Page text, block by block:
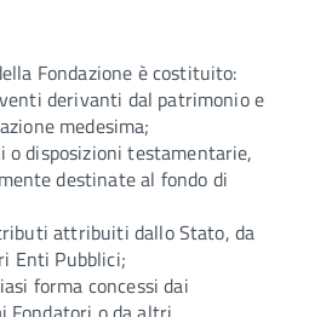
Fondazione è costituito:
derivanti dal patrimonio e
medesima;
o disposizioni testamentarie,
destinate al fondo di
attribuiti dallo Stato, da
Enti Pubblici;
forma concessi dai